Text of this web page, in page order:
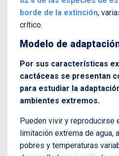
borde de la extinción,
crítico.
Modelo de
Por sus características
cactáceas se presentan
para estudiar la
ambientes extremos.
Pueden vivir y reproducirse
limitación extrema de agua,
pobres y temperaturas